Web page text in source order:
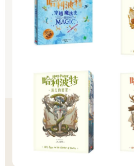
姓氏各不相同，一般來說，應該會安排
凝視圓形狀漂亮的額頭，葉介這麼問
住宿的經驗，不管去哪裡，飯店方面一
葉介自己如果是飯店員工，為了避免糾
以才更感到奇怪。明明什麼都沒聽說，
邊，只和葉介交談。
圓看了看分別交給雄高和葉介的鑰匙，
會……」。不過，她立刻改成指了指自
「妳的鼻子很靈？」
聽葉介這麼說，圓微笑點頭，沒有另外
問下去，只能點頭說「這樣啊」。
伴隨著足袋移動的沙沙聲，圓走出櫃檯
色瞳仁面積特別大的雙眼，或許因為如
還大。這雙眼睛莫名有吸引力，給葉介